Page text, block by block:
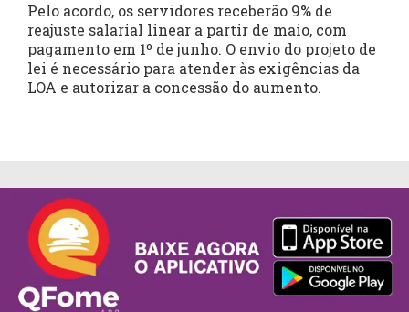
Pelo acordo, os servidores receberão 9% de
reajuste salarial linear a partir de maio, com
pagamento em 1º de junho. O envio do projeto de
lei é necessário para atender às exigências da
LOA e autorizar a concessão do aumento.